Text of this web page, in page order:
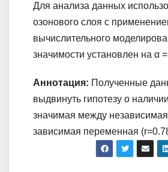
Для анализа данных
озонового слоя с
вычислительного
значимости установлен на α
Аннотация: Полученные
выдвинуть гипотезу о
значимая между
зависимая переменная